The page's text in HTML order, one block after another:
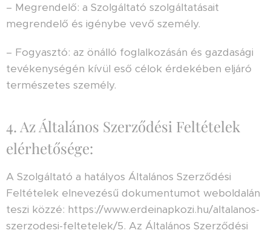
– Megrendelő: a Szolgáltató szolgáltatásait
megrendelő és igénybe vevő személy.
– Fogyasztó: az önálló foglalkozásán és gazdasági
tevékenységén kívül eső célok érdekében eljáró
természetes személy.
4. Az Általános Szerződési Feltételek
elérhetősége:
A Szolgáltató a hatályos Általános Szerződési
Feltételek elnevezésű dokumentumot weboldalán
teszi közzé: https://www.erdeinapkozi.hu/altalanos-
szerzodesi-feltetelek/5. Az Általános Szerződési